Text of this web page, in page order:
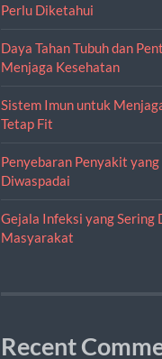
Perlu Diketahui
Daya Tahan Tubuh dan
Menjaga Kesehatan
Sistem Imun untuk
Tetap Fit
Penyebaran Penyakit yang
Diwaspadai
Gejala Infeksi yang Sering
Masyarakat
Recent